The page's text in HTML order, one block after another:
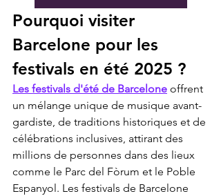
Pourquoi visiter
Barcelone pour les
festivals en été 2025 ?
Les festivals d'été de Barcelone offrent
un mélange unique de musique avant-
gardiste, de traditions historiques et de
célébrations inclusives, attirant des
millions de personnes dans des lieux
comme le Parc del Fòrum et le Poble
Espanyol. Les festivals de Barcelone